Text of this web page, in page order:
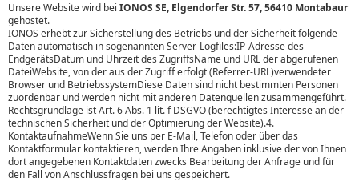
Unsere Website wird bei IONOS SE, Elgendorfer Str. 57, 56410 Montabaur
gehostet.
IONOS erhebt zur Sicherstellung des Betriebs und der Sicherheit folgende
Daten automatisch in sogenannten Server-Logfiles:IP-Adresse des
EndgerätsDatum und Uhrzeit des ZugriffsName und URL der abgerufenen
DateiWebsite, von der aus der Zugriff erfolgt (Referrer-URL)verwendeter
Browser und BetriebssystemDiese Daten sind nicht bestimmten Personen
zuordenbar und werden nicht mit anderen Datenquellen zusammengeführt.
Rechtsgrundlage ist Art. 6 Abs. 1 lit. f DSGVO (berechtigtes Interesse an der
technischen Sicherheit und der Optimierung der Website).4.
KontaktaufnahmeWenn Sie uns per E-Mail, Telefon oder über das
Kontaktformular kontaktieren, werden Ihre Angaben inklusive der von Ihnen
dort angegebenen Kontaktdaten zwecks Bearbeitung der Anfrage und für
den Fall von Anschlussfragen bei uns gespeichert.